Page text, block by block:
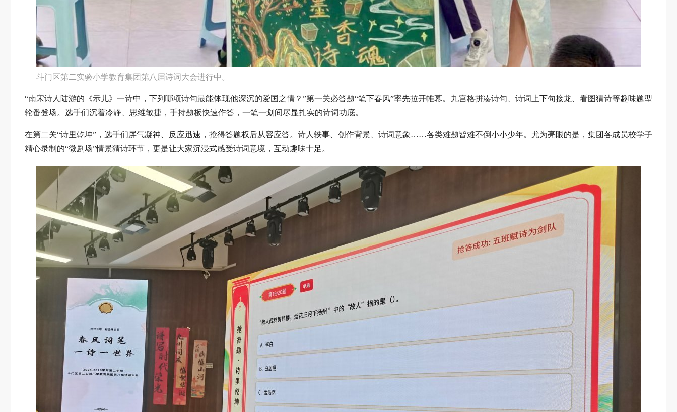
斗门区第二实验小学教育集团第八届诗词大会进行中。
“南宋诗人陆游的《示儿》一诗中，下列哪项诗句最能体现他深沉的爱国之情？”第一关必答题“笔下春风”率先拉开帷幕。九宫格拼凑诗句、诗词上下句接龙、看图猜诗等趣味题型
轮番登场。选手们沉着冷静、思维敏捷，手持题板快速作答，一笔一划间尽显扎实的诗词功底。
在第二关“诗里乾坤”，选手们屏气凝神、反应迅速，抢得答题权后从容应答。诗人轶事、创作背景、诗词意象……各类难题皆难不倒小小少年。尤为亮眼的是，集团各成员校学子
精心录制的“微剧场”情景猜诗环节，更是让大家沉浸式感受诗词意境，互动趣味十足。